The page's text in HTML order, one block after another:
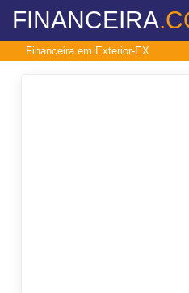
FINANCEIRA
Financeira em Exterior-EX